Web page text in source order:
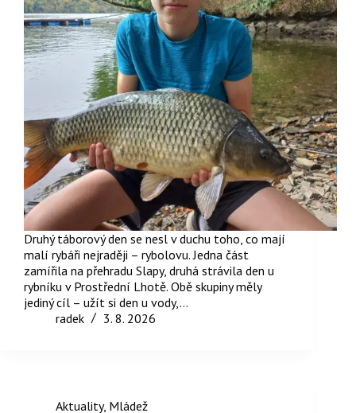
Druhý táborový den se nesl v duchu toho, co mají
malí rybáři nejraději – rybolovu. Jedna část
zamířila na přehradu Slapy, druhá strávila den u
rybníku v Prostřední Lhotě. Obě skupiny měly
jediný cíl – užít si den u vody,…
radek
3. 8. 2026
Aktuality, Mládež